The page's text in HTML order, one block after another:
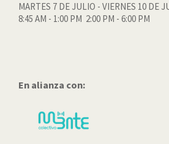
MARTES 7 DE JULIO - VIERNES 10 DE
8:45 AM - 1:00 PM 2:00 PM - 6:00 PM
En alianza con: